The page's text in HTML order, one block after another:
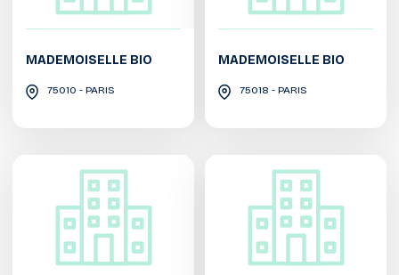
MADEMOISELLE BIO
75010 - PARIS
MADEMOISELLE BIO
75018 - PARIS